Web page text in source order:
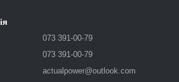
073 391-00-79
073 391-00-79
actualpower@outlook.com